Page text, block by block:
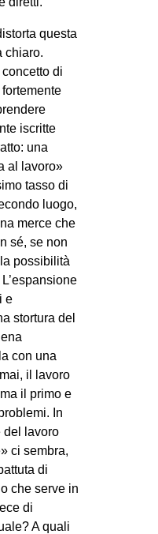
questa
chiaro.
di
iscritte
una
al lavoro»
tasso di
luogo,
merce che
sé, se non
possibilità
e
stortura del
con una
il lavoro
il primo e
In
del lavoro
ci sembra,
di
che serve in
di
A quali